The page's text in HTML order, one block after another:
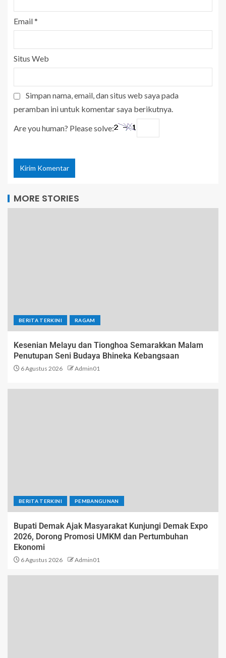
Email*
Situs Web
Simpan nama, email, dan situs web saya pada
peramban ini untuk komentar saya berikutnya.
Are you human? Please solve:
MORE STORIES
BERITA TERKINI RAGAM
Kesenian Melayu dan Tionghoa Semarakkan Malam
Penutupan Seni Budaya Bhineka Kebangsaan
6 Agustus 2026 Admin01
BERITA TERKINI PEMBANGUNAN
Bupati Demak Ajak Masyarakat Kunjungi Demak Expo
2026, Dorong Promosi UMKM dan Pertumbuhan
Ekonomi
6 Agustus 2026 Admin01